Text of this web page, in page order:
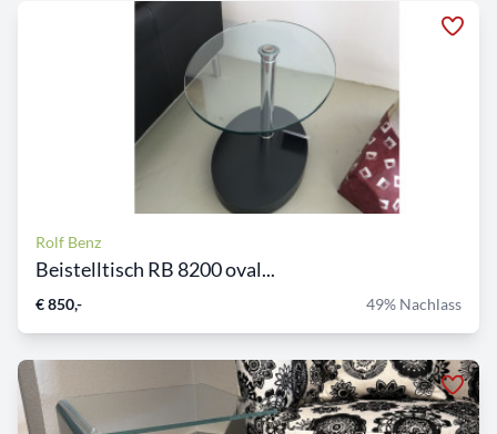
Rolf Benz
Beistelltisch RB 8200 oval...
€ 850,- 49% Nachlass